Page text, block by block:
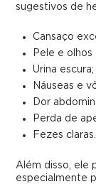
sugestivos de
Cansaço
Pele e
Urina escura;
Náuseas e
Dor
Perda de
Fezes claras.
Além disso, ele
especialmente